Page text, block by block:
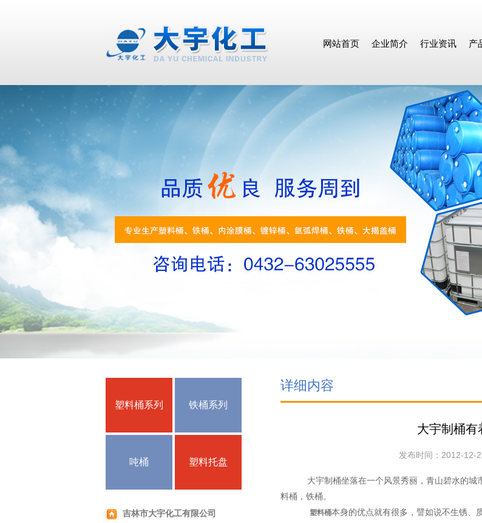
网站首页 企业简介 行业资讯 产
塑料桶系列 铁桶系列
吨桶 塑料托盘
吉林市大宇化工有限公司
详细内容
大宇制桶有
发布时间：2012-12-
大宇制桶坐落在一个风景秀丽，青山碧水的城
料桶，铁桶。
塑料桶本身的优点就有很多，譬如说不生锈、